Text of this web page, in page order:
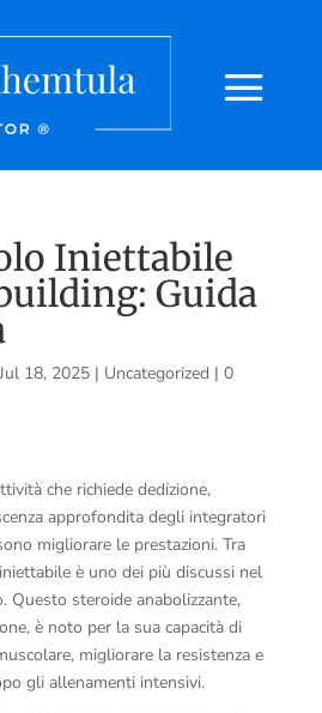
Iniettabile
Guida
Jul 18, 2025| Uncategorized | 0
che richiede dedizione,
approfondita degli integratori
migliorare le prestazioni. Tra
è uno dei più discussi nel
Questo steroide anabolizzante,
è noto per la sua capacità di
migliorare la resistenza e
gli allenamenti intensivi.